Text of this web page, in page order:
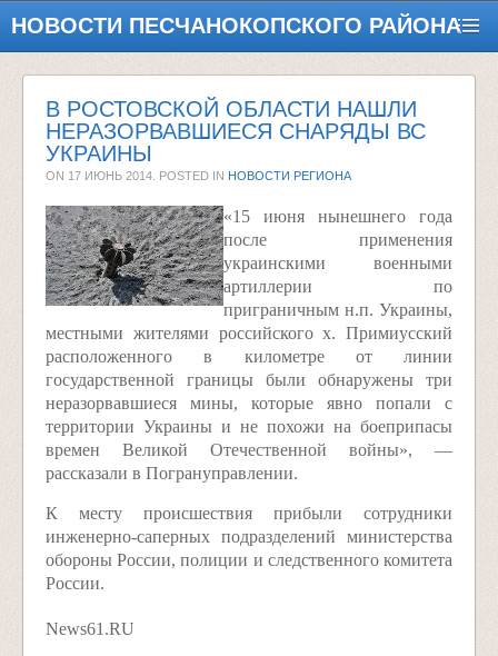
НОВОСТИ ПЕСЧАНОКОПСКОГО РАЙОНА
В РОСТОВСКОЙ ОБЛАСТИ НАШЛИ
НЕРАЗОРВАВШИЕСЯ СНАРЯДЫ ВС
УКРАИНЫ
ON 17 ИЮНЬ 2014 . POSTED IN НОВОСТИ РЕГИОНА
«15 июня нынешнего года
после применения
украинскими военными
артиллерии по
приграничным н.п. Украины,
местными жителями российского х. Примиусский
расположенного в километре от линии
государственной границы были обнаружены три
неразорвавшиеся мины, которые явно попали с
территории Украины и не похожи на боеприпасы
времен Великой Отечественной войны», —
рассказали в Погрануправлении.
К месту происшествия прибыли сотрудники
инженерно-саперных подразделений министерства
обороны России, полиции и следственного комитета
России.
News61.RU